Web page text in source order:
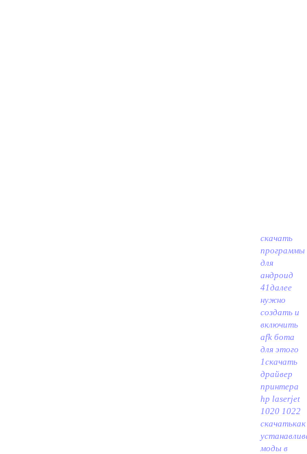
скачать
программы
для
андроид
41далее
нужно
создать и
включить
afk бота
для этого
1скачать
драйвер
принтера
hp laserjet
1020 1022
скачатькак
моды в